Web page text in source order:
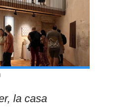
la casa